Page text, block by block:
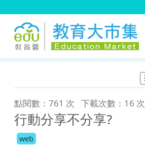
點閱數：761 次 下載次數：16 次
行動分享不分享?
web